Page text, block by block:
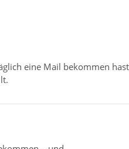
eine Mail bekommen